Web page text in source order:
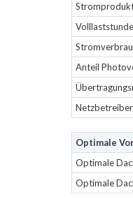
Anteil
Netzbetreiber
Optimale
Optimale
Optimale